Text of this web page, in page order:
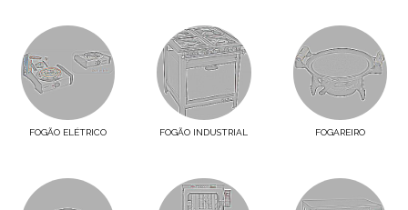
FOGÃO ELÉTRICO FOGÃO INDUSTRIAL FOGAREIRO